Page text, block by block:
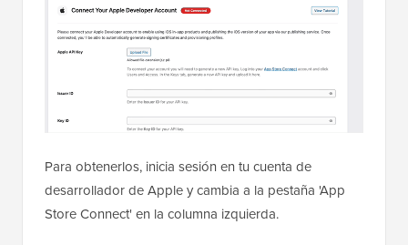
Para obtenerlos, inicia sesión en tu cuenta de
desarrollador de Apple y cambia a la pestaña 'App
Store Connect' en la columna izquierda.